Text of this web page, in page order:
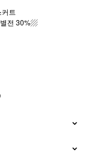
트
전 30%▨